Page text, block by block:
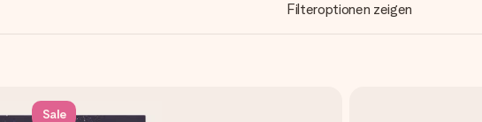
bewerten uns mit 4,8 bei Google Reviews (Gesamtergebnis aller Länder, in die
Filteroptionen zeigen
Sale